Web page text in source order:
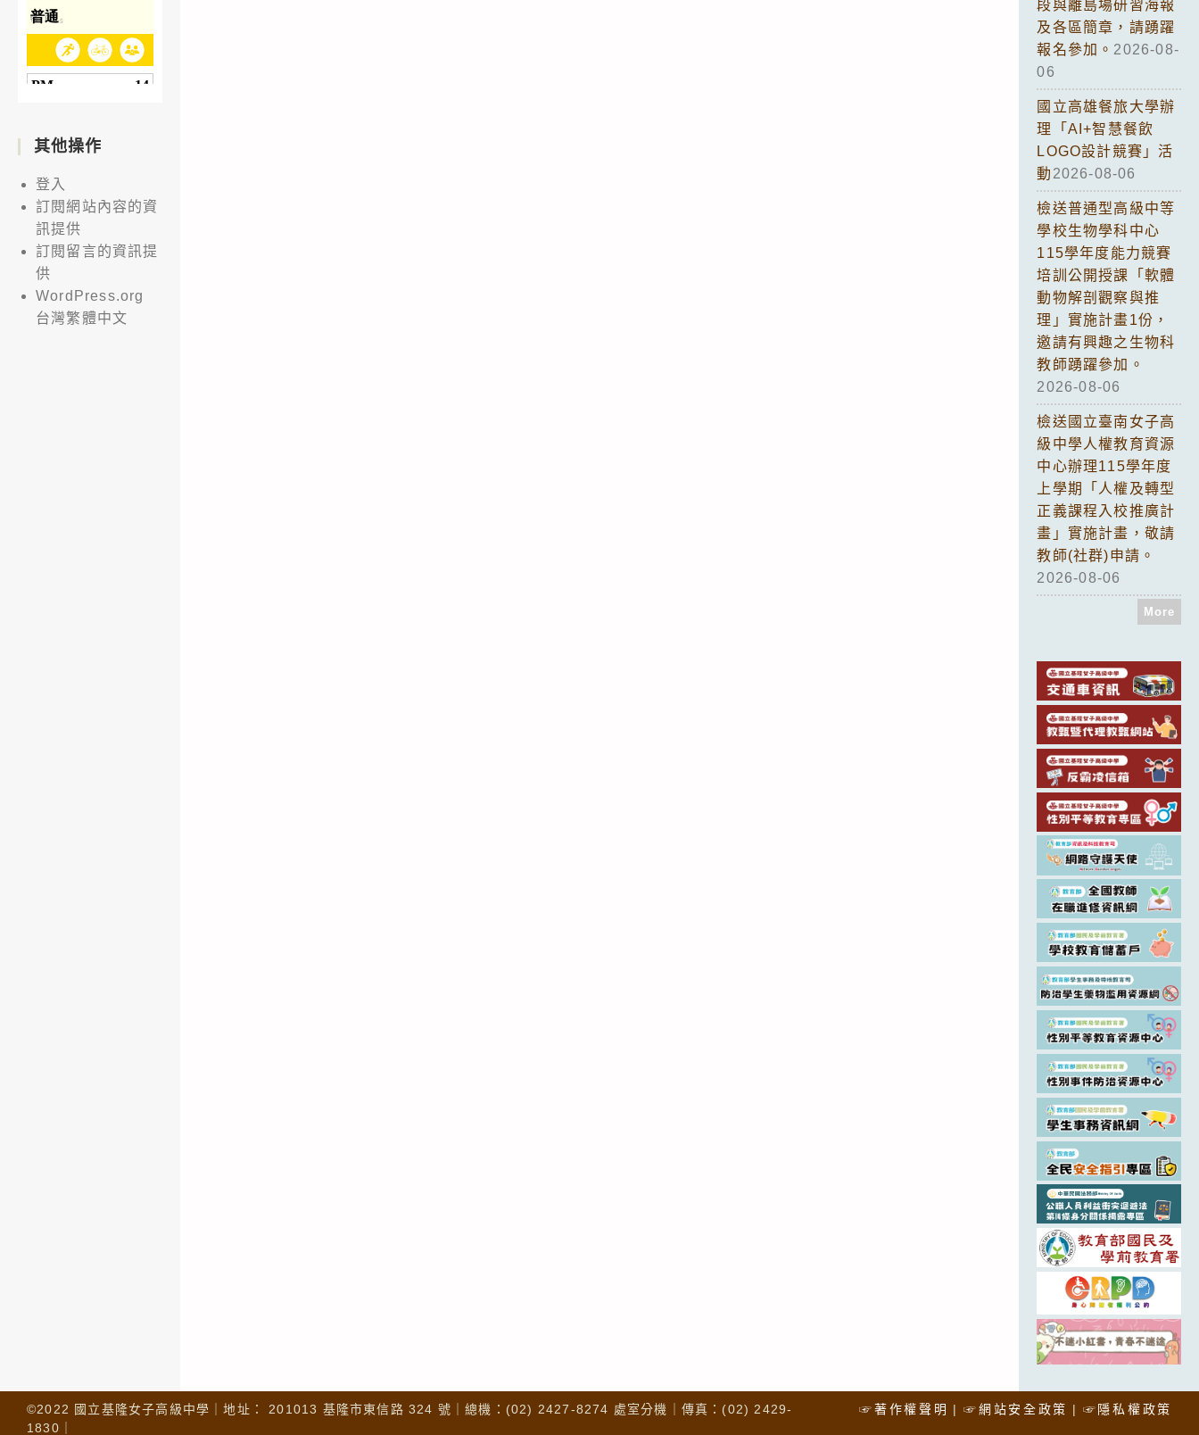
其他操作
登入
訂閱網站內容的資
訊提供
訂閱留言的資訊提
供
WordPress.org
台灣繁體中文
段與離島場研習海報
及各區簡章，請踴躍
報名參加。 2026-08-
06
國立高雄餐旅大學辦
理「AI+智慧餐飲
LOGO設計競賽」活
動 2026-08-06
檢送普通型高級中等
學校生物學科中心
115學年度能力競賽
培訓公開授課「軟體
動物解剖觀察與推
理」實施計畫1份，
邀請有興趣之生物科
教師踴躍參加。
2026-08-06
檢送國立臺南女子高
級中學人權教育資源
中心辦理115學年度
上學期「人權及轉型
正義課程入校推廣計
畫」實施計畫，敬請
教師(社群)申請。
2026-08-06
More
☞著作權聲明 ☞網站安全政策 ☞隱私權政策
©2022 國立基隆女子高級中學｜地址： 201013 基隆市東信路 324 號｜總機：(02) 2427-8274 處室分機｜傳真：(02) 2429-
1830｜